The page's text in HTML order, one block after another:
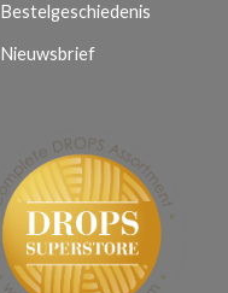
Bestelgeschiedenis
Nieuwsbrief